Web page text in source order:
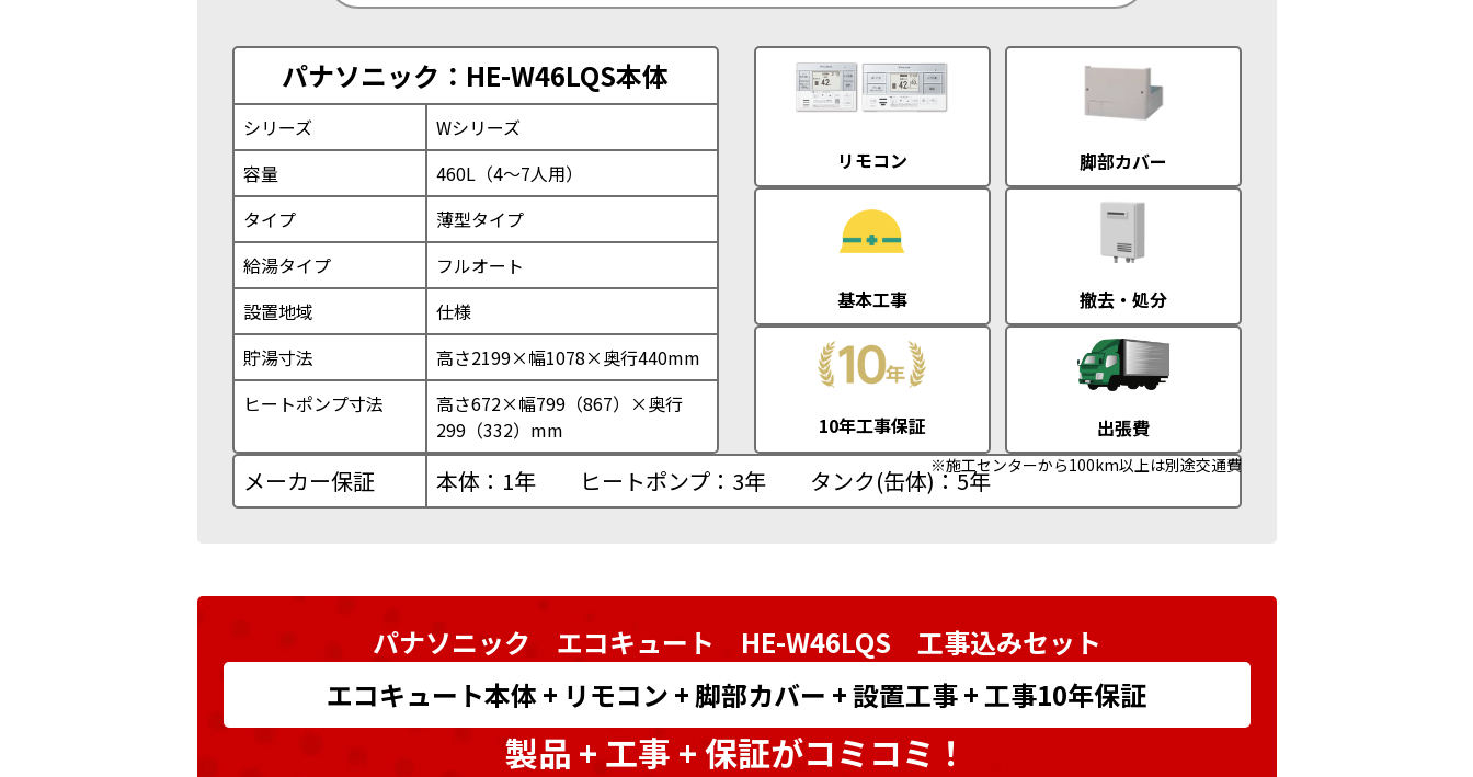
パナソニック：HE-W46LQS本体
シリーズ
Wシリーズ
容量
460L（4〜7人用）
タイプ
薄型タイプ
給湯タイプ
フルオート
設置地域
仕様
貯湯寸法
高さ2199×幅1078×奥行440mm
ヒートポンプ寸法
高さ672×幅799（867）×奥行
299（332）mm
リモコン 脚部カバー
基本工事 撤去・処分
10年工事保証 出張費
※施工センターから100km以上は別途交通費
メーカー保証 本体：1年 ヒートポンプ：3年 タンク(缶体)：5年
パナソニック エコキュート HE-W46LQS 工事込みセット
エコキュート本体 + リモコン + 脚部カバー + 設置工事 + 工事10年保証
製品 + 工事 + 保証がコミコミ！